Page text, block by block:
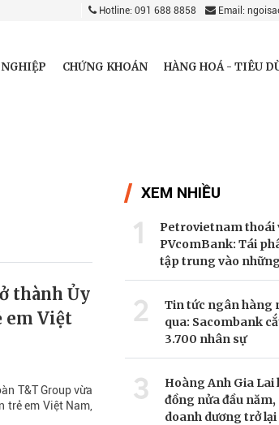
Hotline: 091 688 8858 Email:
CHỨNG KHOÁN HÀNG HOÁ - TIÊU
thành Ủy
em Việt
Group vừa
trẻ em Việt Nam,
XEM NHIỀU
1
Petrovietnam thoái
PVcomBank: Tái
tập trung vào
2
Tin tức ngân hàng
qua: Sacombank
3.700 nhân sự
3
Hoàng Anh Gia Lai
đồng nửa đầu
doanh dương trở lại